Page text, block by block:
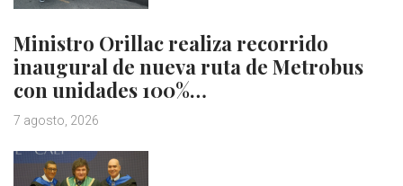
Ministro Orillac realiza recorrido
inaugural de nueva ruta de Metrobus
con unidades 100%…
7 agosto, 2026